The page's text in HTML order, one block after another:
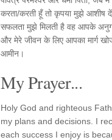
करता/करती हूँ तो कृपया मुझे आशीष
सफलता मुझे मिलती है वह आपके
और मेरे जीवन के लिए आपका मार्ग
आमीन।
My Prayer...
Holy God and righteous
my plans and decisions. I
each success I enjoy is